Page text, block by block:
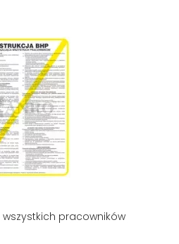
pracowników